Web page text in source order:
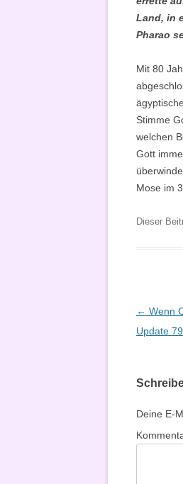
Land, in
Pharao
Mit 80
Stimme
welchen
Gott
Mose im
Dieser
← Wenn
Update
Deine E-